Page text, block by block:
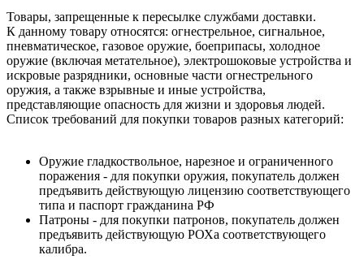
Товары, запрещенные к пересылке службами доставки.
К данному товару относятся: огнестрельное, сигнальное,
пневматическое, газовое оружие, боеприпасы, холодное
оружие (включая метательное), электрошоковые устройства и
искровые разрядники, основные части огнестрельного
оружия, а также взрывные и иные устройства,
представляющие опасность для жизни и здоровья людей.
Список требований для покупки товаров разных категорий:
Оружие гладкоствольное, нарезное и ограниченного
поражения - для покупки оружия, покупатель должен
предъявить действующую лицензию соответствующего
типа и паспорт гражданина РФ
Патроны - для покупки патронов, покупатель должен
предъявить действующую РОХа соответствующего
калибра.